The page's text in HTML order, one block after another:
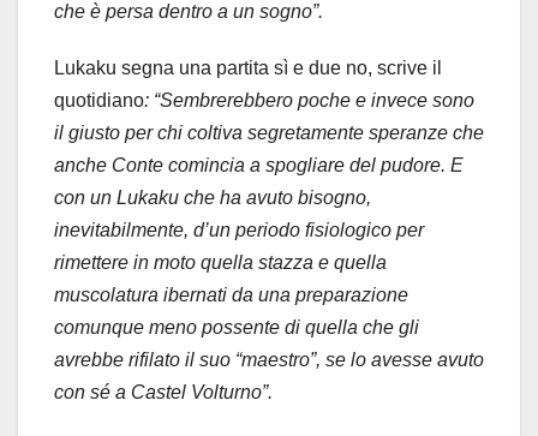
che è persa dentro a un sogno”.
Lukaku segna una partita sì e due no, scrive il
quotidiano: “Sembrerebbero poche e invece sono
il giusto per chi coltiva segretamente speranze che
anche Conte comincia a spogliare del pudore. E
con un Lukaku che ha avuto bisogno,
inevitabilmente, d’un periodo fisiologico per
rimettere in moto quella stazza e quella
muscolatura ibernati da una preparazione
comunque meno possente di quella che gli
avrebbe rifilato il suo “maestro”, se lo avesse avuto
con sé a Castel Volturno”.